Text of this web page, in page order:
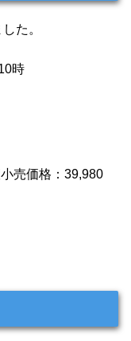
た。
時
売価格：39,980